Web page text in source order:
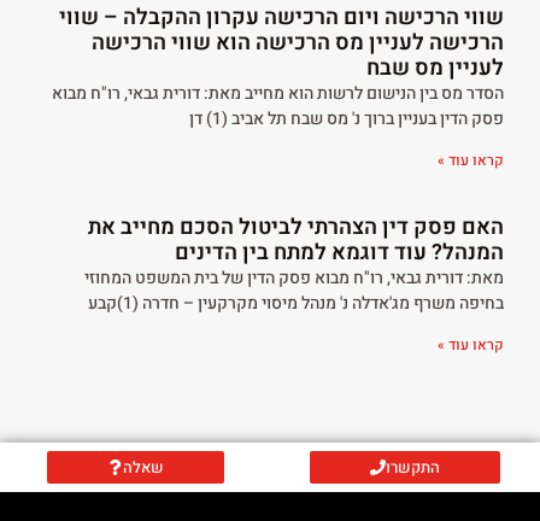
שווי הרכישה ויום הרכישה עקרון ההקבלה – שווי
הרכישה לעניין מס הרכישה הוא שווי הרכישה
לעניין מס שבח
הסדר מס בין הנישום לרשות הוא מחייב מאת: דורית גבאי, רו"ח מבוא
פסק הדין בעניין ברוך נ' מס שבח תל אביב (1) דן
קראו עוד »
האם פסק דין הצהרתי לביטול הסכם מחייב את
המנהל? עוד דוגמא למתח בין הדינים
מאת: דורית גבאי, רו"ח מבוא פסק הדין של בית המשפט המחוזי
בחיפה משרף מג'אדלה נ' מנהל מיסוי מקרקעין – חדרה (1)קבע
קראו עוד »
התקשרו שאלה